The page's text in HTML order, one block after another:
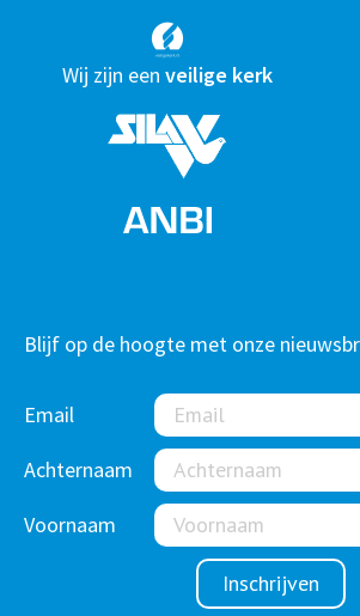
Wij zijn een veilige kerk
Blijf op de hoogte met onze
Email
Achternaam
Voornaam
Inschrijven